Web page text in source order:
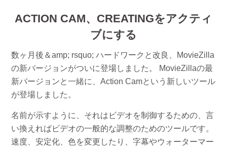
ACTION CAM、CREATINGをアクティ
ブにする
数ヶ月後＆amp; rsquo; ハードワークと改良、MovieZilla
の新バージョンがついに登場しました。 MovieZillaの最
新バージョンと一緒に、Action Camという新しいツール
が登場しました。
名前が示すように、それはビデオを制御するための、言
い換えればビデオの一般的な調整のためのツールです。
速度、安定化、色を変更したり、字幕やウォーターマー